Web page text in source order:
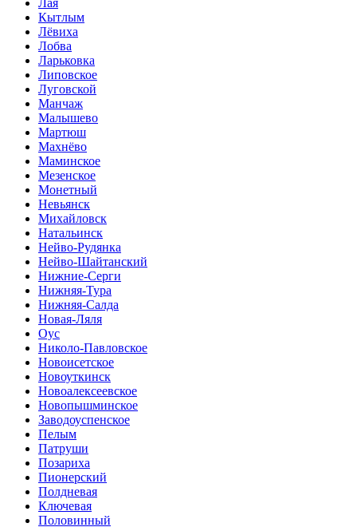
Кытлым
Лёвиха
Лобва
Ларьковка
Липовское
Луговской
Манчаж
Малышево
Мартюш
Махнёво
Маминское
Мезенское
Монетный
Невьянск
Михайловск
Натальинск
Нейво-Рудянка
Нейво-Шайтанский
Нижние-Серги
Нижняя-Тура
Нижняя-Салда
Новая-Ляля
Оус
Николо-Павловское
Новоисетское
Новоуткинск
Новоалексеевское
Новопышминское
Заводоуспенское
Пелым
Патруши
Позариха
Пионерский
Полдневая
Ключевая
Половинный